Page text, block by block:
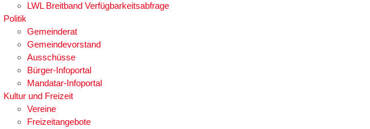
LWL Breitband Verfügbarkeitsabfrage
Politik
Gemeinderat
Gemeindevorstand
Ausschüsse
Bürger-Infoportal
Mandatar-Infoportal
Kultur und Freizeit
Vereine
Freizeitangebote